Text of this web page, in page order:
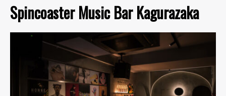
Spincoaster Music Bar Kagurazaka